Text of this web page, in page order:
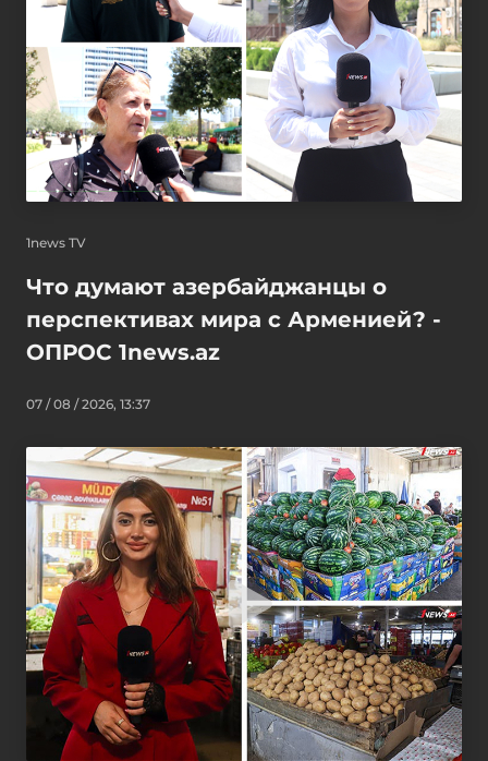
1news TV
Что думают азербайджанцы о
перспективах мира с Арменией? -
ОПРОС 1news.az
07 / 08 / 2026, 13:37